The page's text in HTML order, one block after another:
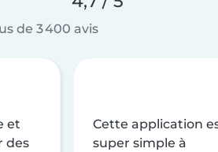
de 3 400 avis
et
des
Cette application
super simple à